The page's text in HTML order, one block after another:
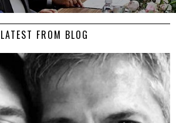
LATEST FROM BLOG